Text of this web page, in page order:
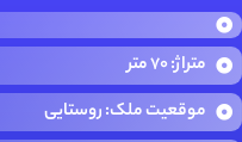
متراژ: 70 متر
موقعیت ملک: روستایی